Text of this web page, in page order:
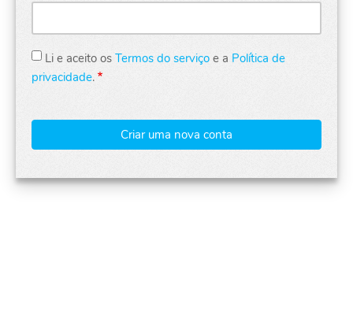
Li e aceito os Termos do serviço e a Política de
privacidade.